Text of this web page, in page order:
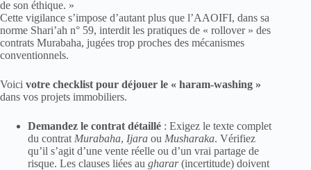
de son éthique. »
Cette vigilance s’impose d’autant plus que l’AAOIFI, dans sa
norme Shari’ah n° 59, interdit les pratiques de « rollover » des
contrats Murabaha, jugées trop proches des mécanismes
conventionnels.
Voici votre checklist pour déjouer le « haram-washing »
dans vos projets immobiliers.
Demandez le contrat détaillé : Exigez le texte complet
du contratMurabaha, Ijara ou Musharaka. Vérifiez
qu’il s’agit d’une vente réelle ou d’un vrai partage de
risque. Les clauses liées au gharar(incertitude) doivent